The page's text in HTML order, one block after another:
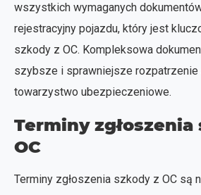
wszystkich wymaganych
rejestracyjny pojazdu, który jest
szkody z OC. Kompleksowa
szybsze i sprawniejsze
towarzystwo ubezpieczeniowe.
Terminy zgłoszenia
OC
Terminy zgłoszenia szkody z OC są